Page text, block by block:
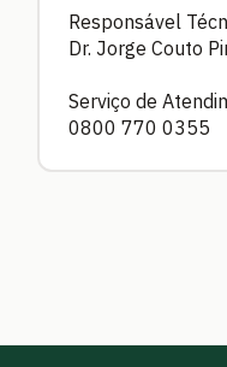
Responsável
Dr. Jorge Couto
Serviço de
0800 770 0355